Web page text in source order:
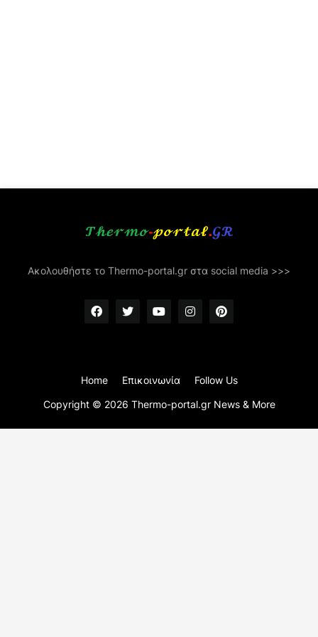
Ακολουθήστε το Thermo-portal.gr στα social media >>>
Copyright © 2026 Thermo-portal.gr News & More
Home Επικοινωνία Follow Us